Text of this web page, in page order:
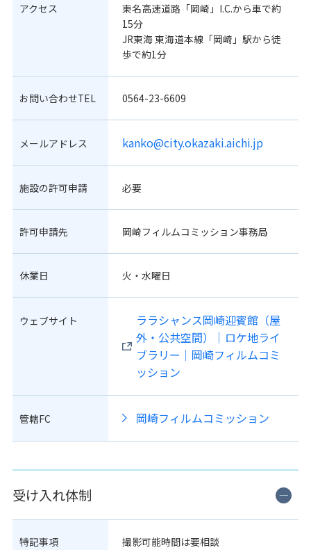
アクセス
東名高速道路「岡崎」I.C.から車で約
15分
JR東海 東海道本線「岡崎」駅から徒
歩で約1分
お問い合わせTEL 0564-23-6609
メールアドレス kanko@city.okazaki.aichi.jp
施設の許可申請 必要
許可申請先 岡崎フィルムコミッション事務局
休業日 火・水曜日
ウェブサイト
ララシャンス岡崎迎賓館（屋
外・公共空間）｜ロケ地ライ
ブラリー｜岡崎フィルムコミ
ッション
管轄FC 岡崎フィルムコミッション
受け入れ体制
特記事項
撮影可能時間は要相談